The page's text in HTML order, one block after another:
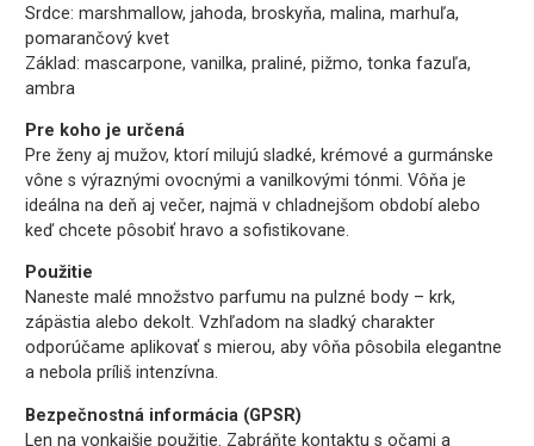
Srdce: marshmallow, jahoda, broskyňa, malina, marhuľa,
pomarančový kvet
Základ: mascarpone, vanilka, praliné, pižmo, tonka fazuľa,
ambra
Pre koho je určená
Pre ženy aj mužov, ktorí milujú sladké, krémové a gurmánske
vône s výraznými ovocnými a vanilkovými tónmi. Vôňa je
ideálna na deň aj večer, najmä v chladnejšom období alebo
keď chcete pôsobiť hravo a sofistikovane.
Použitie
Naneste malé množstvo parfumu na pulzné body – krk,
zápästia alebo dekolt. Vzhľadom na sladký charakter
odporúčame aplikovať s mierou, aby vôňa pôsobila elegantne
a nebola príliš intenzívna.
Bezpečnostná informácia (GPSR)
Len na vonkajšie použitie. Zabráňte kontaktu s očami a